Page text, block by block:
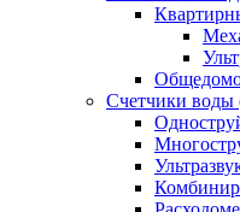
Счетчики воды